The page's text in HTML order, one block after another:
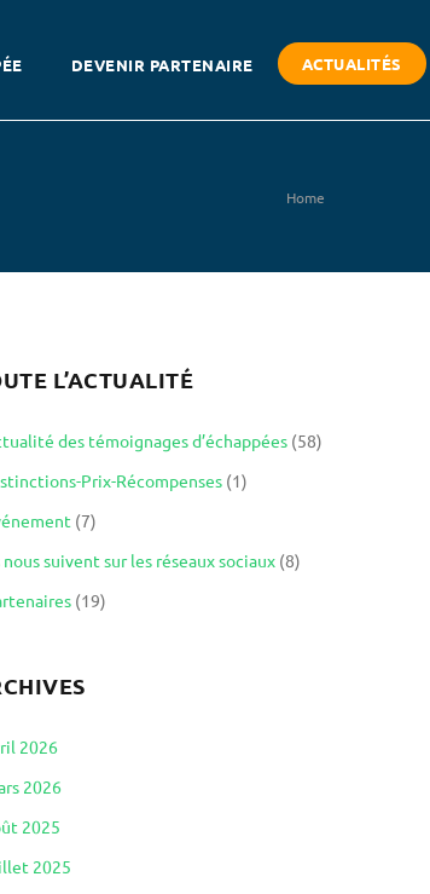
DEVENIR PARTENAIRE ACTUALITÉS
Home
L’ACTUALITÉ
des témoignages d’échappées(58)
Prix-Récompenses(1)
(7)
nous suivent sur les réseaux sociaux(8)
(19)
2026
2026
2025
2025